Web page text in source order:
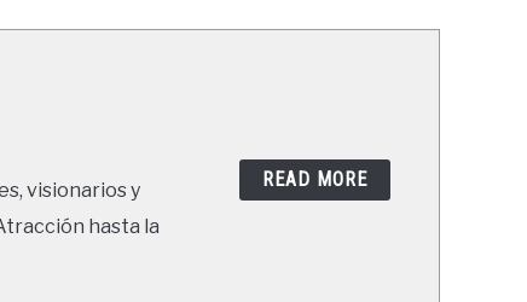
visionarios y
hasta la
READ MORE